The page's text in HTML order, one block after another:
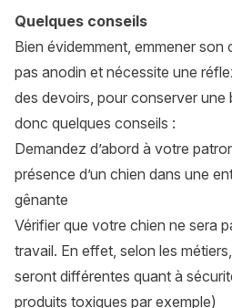
Quelques conseils
Bien évidemment, emmener son
pas anodin et nécessite une
des devoirs, pour conserver une
donc quelques conseils :
Demandez d’abord à votre
présence d’un chien dans une
gênante
Vérifier que votre chien ne sera
travail. En effet, selon les
seront différentes quant à
produits toxiques par exemple)